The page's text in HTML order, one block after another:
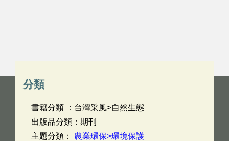
分類
書籍分類 ：台灣采風>自然生態
出版品分類：期刊
主題分類： 農業環保>環境保護